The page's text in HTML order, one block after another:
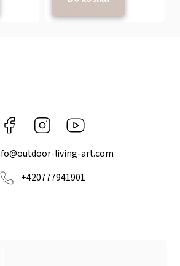
Facebook Instagram
@outdoor-living-art.com
+420777941901